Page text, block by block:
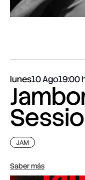
lunes10 Ago19:00
JAM
Saber más